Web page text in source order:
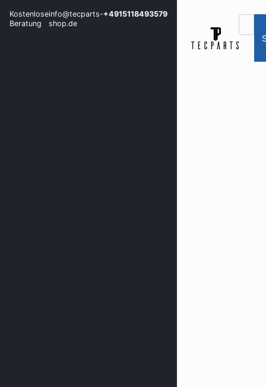
Kostenlose
Beratung
info@tecparts-
shop.de
+4915118493579